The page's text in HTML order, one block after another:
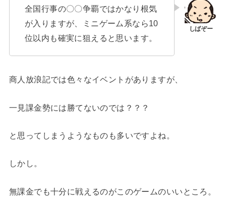
全国行事の〇〇争覇ではかなり根気
が入りますが、ミニゲーム系なら10
位以内も確実に狙えると思います。
商人放浪記では色々なイベントがありますが、
一見課金勢には勝てないのでは？？？
と思ってしまうようなものも多いですよね。
しかし。
無課金でも十分に戦えるのがこのゲームのいいところ。